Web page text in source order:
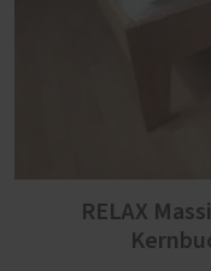
RELAX